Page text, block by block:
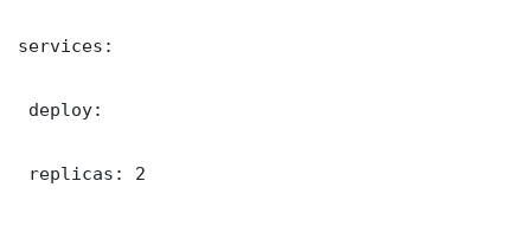
services:
deploy:
replicas: 2